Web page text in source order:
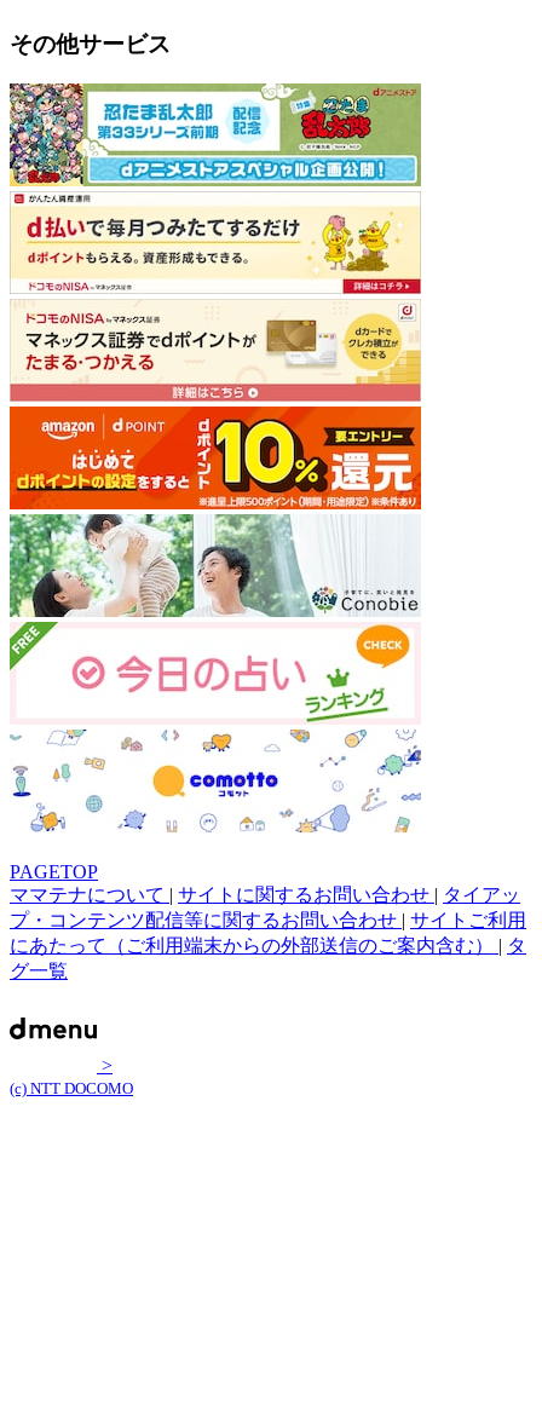
その他サービス
PAGETOP
ママテナについて | サイトに関するお問い合わせ | タイアッ
プ・コンテンツ配信等に関するお問い合わせ | サイトご利用
にあたって（ご利用端末からの外部送信のご案内含む） | タ
グ一覧
>
(c) NTT DOCOMO